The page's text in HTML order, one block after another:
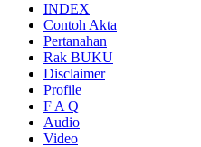
INDEX
Contoh Akta
Pertanahan
Rak BUKU
Disclaimer
Profile
F A Q
Audio
Video